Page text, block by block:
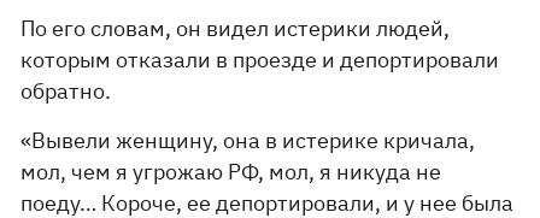
По его словам, он видел истерики людей,
которым отказали в проезде и депортировали
обратно.
«Вывели женщину, она в истерике кричала,
мол, чем я угрожаю РФ, мол, я никуда не
поеду… Короче, ее депортировали, и у нее была